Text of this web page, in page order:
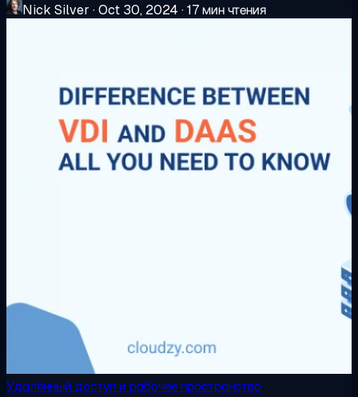
Nick Silver ·Oct 30, 2024 ·17 мин чтения
Удалённый доступ и рабочее пространство